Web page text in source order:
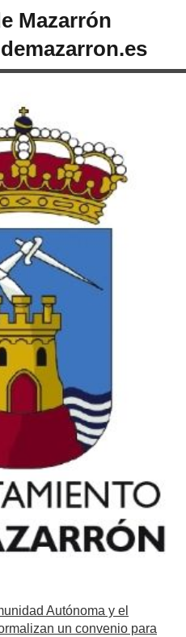
Mazarrón
Autónoma y el
un convenio para